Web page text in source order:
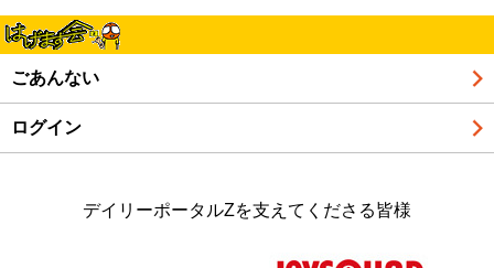
ごあんない
ログイン
デイリーポータルZを支えてくださる皆様